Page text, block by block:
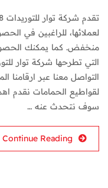
لعملائها، للراغبين في
منخفض. كما يمكنك
التي تطرحها شركة توار
سوف نتحدث عنه …
Continue Reading